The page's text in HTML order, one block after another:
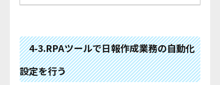
4-3.RPAツールで日報作成業務の自動化
設定を行う